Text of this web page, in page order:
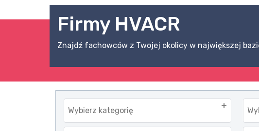
Firmy HVACR
Znajdź fachowców z Twojej okolicy w największej
Wybierz kategorię